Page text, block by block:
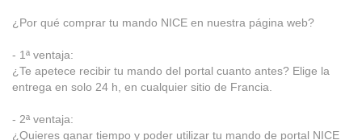
¿Por qué comprar tu mando NICE en nuestra página web?
- 1ª ventaja:
¿Te apetece recibir tu mando del portal cuanto antes? Elige la
entrega en solo 24 h, en cualquier sitio de Francia.
- 2ª ventaja:
¿Quieres ganar tiempo y poder utilizar tu mando de portal NICE